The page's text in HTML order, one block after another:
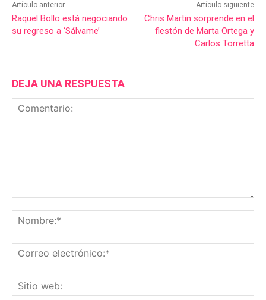
Artículo anterior
Raquel Bollo está negociando
su regreso a ‘Sálvame’
Artículo siguiente
Chris Martin sorprende en el
fiestón de Marta Ortega y
Carlos Torretta
DEJA UNA RESPUESTA